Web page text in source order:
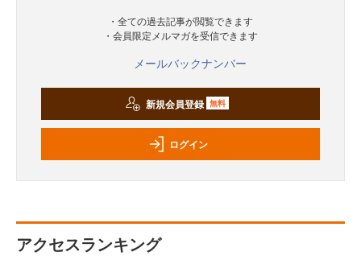
・全ての過去記事が閲覧できます
・会員限定メルマガを受信できます
メールバックナンバー
新規会員登録 無料
ログイン
アクセスランキング